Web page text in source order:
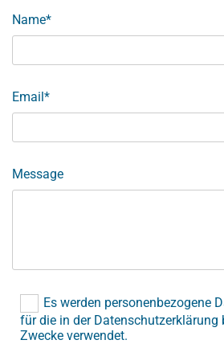
Name*
Email*
Message
Es werden personenbezogene
für die in der Datenschutzerklärung
Zwecke verwendet.